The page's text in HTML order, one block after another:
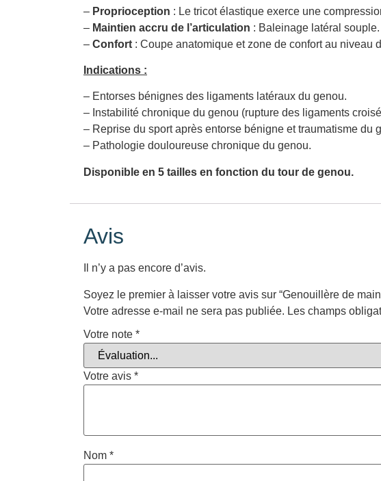
– Proprioception : Le tricot élastique exerce une
– Maintien accru de l’articulation : Baleinage latéral souple.
– Confort : Coupe anatomique et zone de confort au niveau
Indications :
– Entorses bénignes des ligaments latéraux du genou.
– Instabilité chronique du genou (rupture des ligaments
– Reprise du sport après entorse bénigne et traumatisme du
– Pathologie douloureuse chronique du genou.
Disponible en 5 tailles en fonction du tour de genou.
Avis
Il n’y a pas encore d’avis.
Soyez le premier à laisser votre avis sur “Genouillère de
Votre adresse e-mail ne sera pas publiée. Les champs
Votre note *
Votre avis *
Nom *